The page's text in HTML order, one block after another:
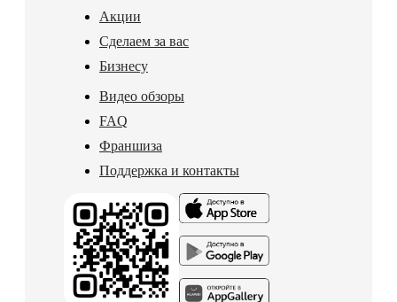
Акции
Сделаем за вас
Бизнесу
Видео обзоры
FAQ
Франшиза
Поддержка и контакты